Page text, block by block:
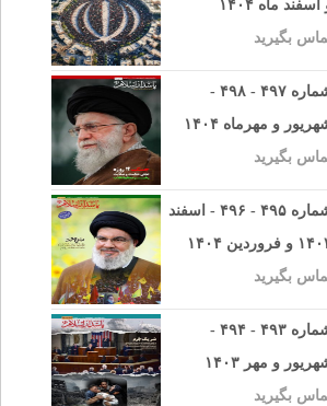
ماه ۱۴۰۴
بگیرید
شماره ۴۹۷ - ۴۹۸ -
و مهرماه ۱۴۰۴
بگیرید
شماره ۴۹۵ - ۴۹۶ - اسفند
و فروردین ۱۴۰۴
بگیرید
شماره ۴۹۳ - ۴۹۴ -
و مهر ۱۴۰۳
بگیرید